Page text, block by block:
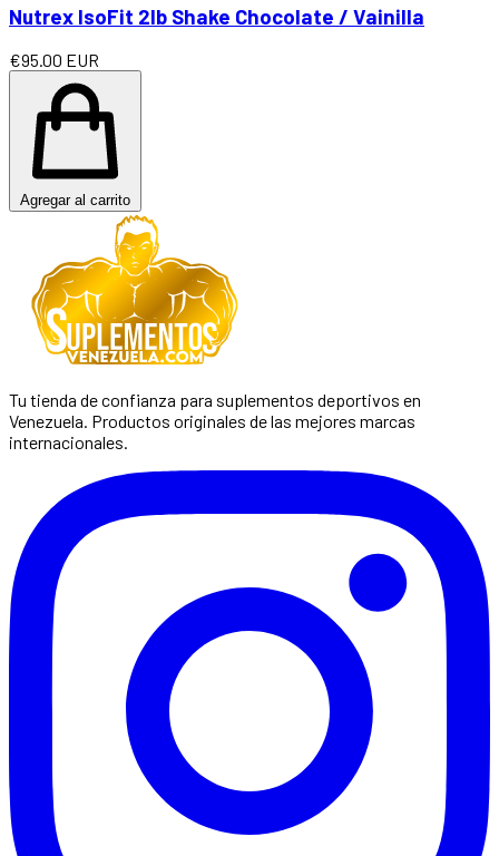
Nutrex IsoFit 2lb Shake Chocolate / Vainilla
€95.00 EUR
Agregar al carrito
Tu tienda de confianza para suplementos deportivos en
Venezuela. Productos originales de las mejores marcas
internacionales.